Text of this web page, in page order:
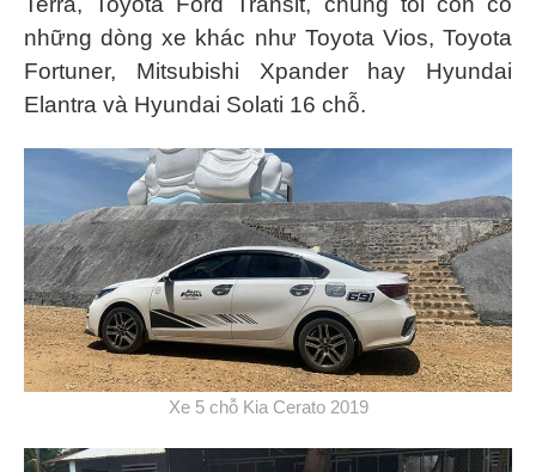
những dòng xe khác như Toyota Vios, Toyota
Fortuner, Mitsubishi Xpander hay Hyundai
Elantra và Hyundai Solati 16 chỗ.
Xe 5 chỗ Kia Cerato 2019